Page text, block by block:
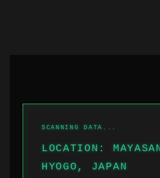
LOCATION:
HYOGO, JAPAN